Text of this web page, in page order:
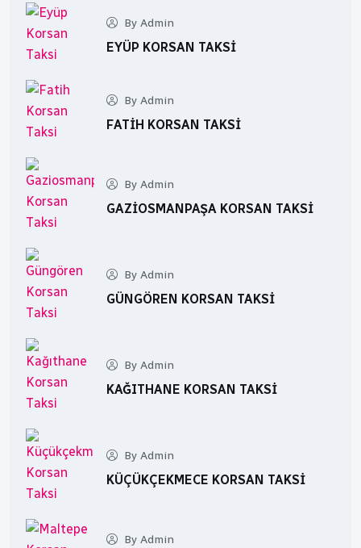
By Admin
EYÜP KORSAN TAKSI
By Admin
FATIH KORSAN TAKSI
By Admin
GAZIOSMANPAŞA KORSAN TAKSI
By Admin
GÜNGÖREN KORSAN TAKSI
By Admin
KAĞITHANE KORSAN TAKSI
By Admin
KÜÇÜKÇEKMECE KORSAN TAKSI
By Admin